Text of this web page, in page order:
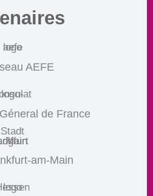
AEFE
de France
am-Main